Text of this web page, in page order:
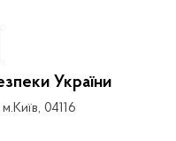
України
04116